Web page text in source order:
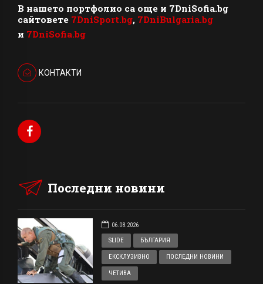
В нашето портфолио са още и 7DniSofia.bg
сайтовете 7DniSport.bg, 7DniBulgaria.bg
и 7DniSofia.bg
КОНТАКТИ
Последни новини
06.08.2026
SLIDE
БЪЛГАРИЯ
ЕКСКЛУЗИВНО ПОСЛЕДНИ НОВИНИ
ЧЕТИВА